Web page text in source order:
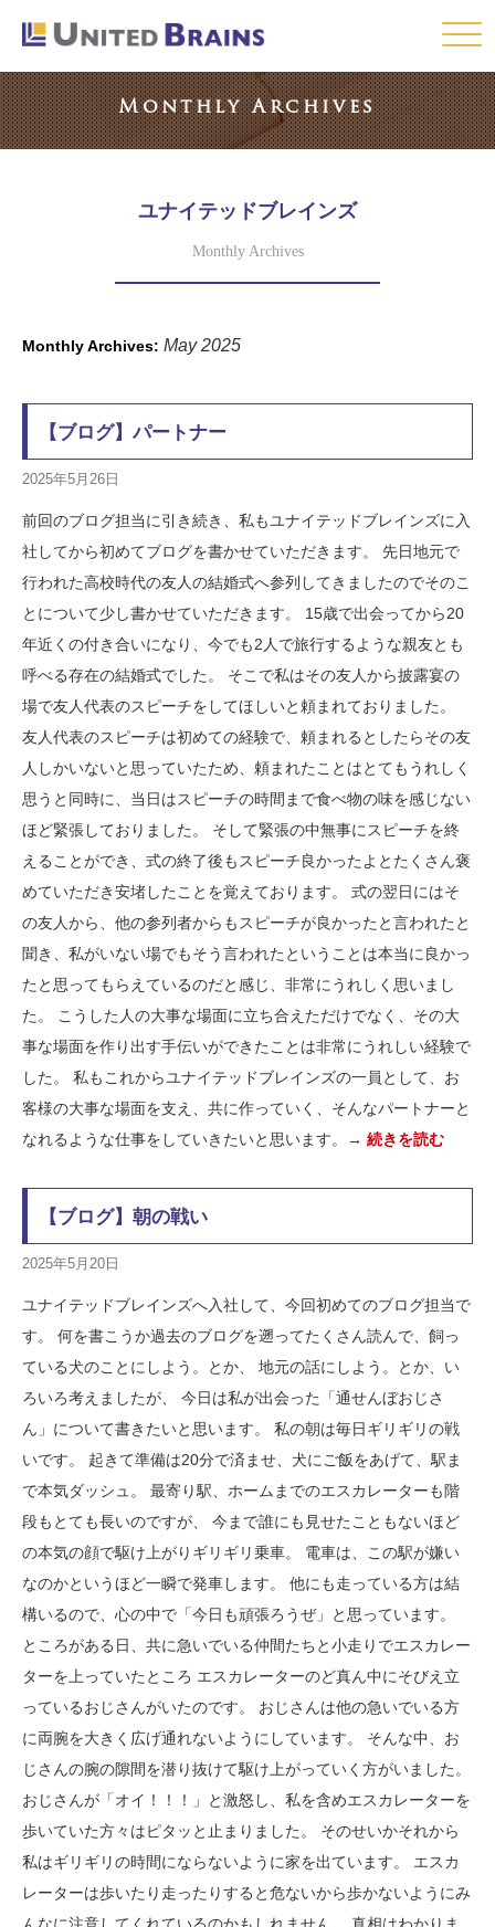
Click
Monthly Archives
ユナイテッドブレインズ
Monthly Archives
Monthly Archives: May 2025
【ブログ】パートナー
2025年5月26日
前回のブログ担当に引き続き、私もユナイテッドブレインズに入
社してから初めてブログを書かせていただきます。 先日地元で
行われた高校時代の友人の結婚式へ参列してきましたのでそのこ
とについて少し書かせていただきます。 15歳で出会ってから20
年近くの付き合いになり、今でも2人で旅行するような親友とも
呼べる存在の結婚式でした。 そこで私はその友人から披露宴の
場で友人代表のスピーチをしてほしいと頼まれておりました。
友人代表のスピーチは初めての経験で、頼まれるとしたらその友
人しかいないと思っていたため、頼まれたことはとてもうれしく
思うと同時に、当日はスピーチの時間まで食べ物の味を感じない
ほど緊張しておりました。 そして緊張の中無事にスピーチを終
えることができ、式の終了後もスピーチ良かったよとたくさん褒
めていただき安堵したことを覚えております。 式の翌日にはそ
の友人から、他の参列者からもスピーチが良かったと言われたと
聞き、私がいない場でもそう言われたということは本当に良かっ
たと思ってもらえているのだと感じ、非常にうれしく思いまし
た。 こうした人の大事な場面に立ち合えただけでなく、その大
事な場面を作り出す手伝いができたことは非常にうれしい経験で
した。 私もこれからユナイテッドブレインズの一員として、お
客様の大事な場面を支え、共に作っていく、そんなパートナーと
なれるような仕事をしていきたいと思います。
→ 続きを読む
【ブログ】朝の戦い
2025年5月20日
ユナイテッドブレインズへ入社して、今回初めてのブログ担当で
す。 何を書こうか過去のブログを遡ってたくさん読んで、飼っ
ている犬のことにしよう。とか、 地元の話にしよう。とか、い
ろいろ考えましたが、 今日は私が出会った「通せんぼおじさ
ん」について書きたいと思います。 私の朝は毎日ギリギリの戦
いです。 起きて準備は20分で済ませ、犬にご飯をあげて、駅ま
で本気ダッシュ。 最寄り駅、ホームまでのエスカレーターも階
段もとても長いのですが、 今まで誰にも見せたこともないほど
の本気の顔で駆け上がりギリギリ乗車。 電車は、この駅が嫌い
なのかというほど一瞬で発車します。 他にも走っている方は結
構いるので、心の中で「今日も頑張ろうぜ」と思っています。
ところがある日、共に急いでいる仲間たちと小走りでエスカレー
ターを上っていたところ エスカレーターのど真ん中にそびえ立
っているおじさんがいたのです。 おじさんは他の急いでいる方
に両腕を大きく広げ通れないようにしています。 そんな中、お
じさんの腕の隙間を潜り抜けて駆け上がっていく方がいました。
おじさんが「オイ！！！」と激怒し、私を含めエスカレーターを
歩いていた方々はピタッと止まりました。 そのせいかそれから
私はギリギリの時間にならないように家を出ています。 エスカ
レーターは歩いたり走ったりすると危ないから歩かないようにみ